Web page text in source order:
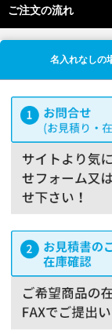
ご注文の流れ
名入れなしの